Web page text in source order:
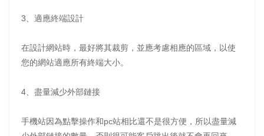
3、適應終端設計
在設計網站時，最好將其裁剪，並應考慮相應的區域，以使
您的網站適應所有終端大小。
4、盡量減少外部鏈接
手機站因為點擊操作和pc站相比還不是很方便，所以盡量減